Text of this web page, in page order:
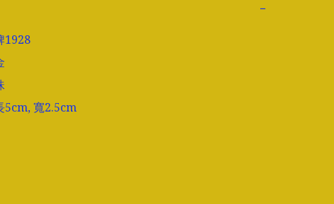
−
1928
5cm, 寬2.5cm